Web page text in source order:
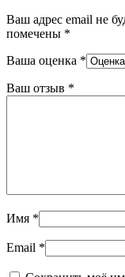
Ваш адрес email не
помечены *
Ваша оценка *
Ваш отзыв *
Имя *
Email *